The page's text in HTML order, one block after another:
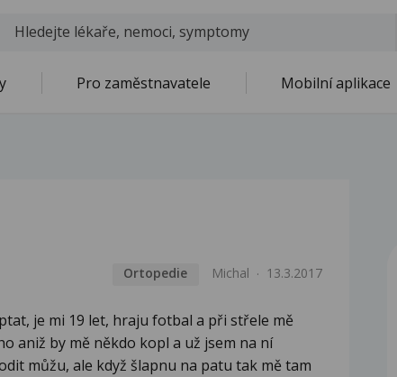
Pro zaměstnavatele Mobilní aplikace
Ortopedie Michal 13.3.2017
je mi 19 let, hraju fotbal a při střele mě
aniž by mě někdo kopl a už jsem na ní
můžu, ale když šlapnu na patu tak mě tam